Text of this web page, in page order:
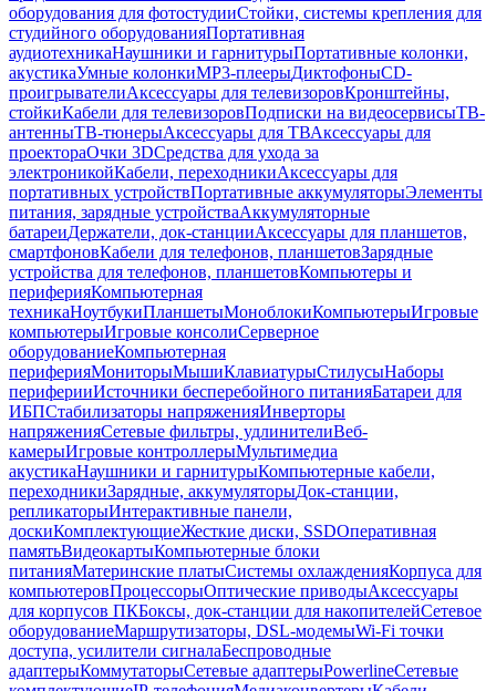
оборудования для фотостудииСтойки, системы крепления для
студийного оборудованияПортативная
аудиотехникаНаушники и гарнитурыПортативные колонки,
акустикаУмные колонкиMP3-плеерыДиктофоныCD-
проигрывателиАксессуары для телевизоровКронштейны,
стойкиКабели для телевизоровПодписки на видеосервисыТВ-
антенныТВ-тюнерыАксессуары для ТВАксессуары для
проектораОчки 3DСредства для ухода за
электроникойКабели, переходникиАксессуары для
портативных устройствПортативные аккумуляторыЭлементы
питания, зарядные устройстваАккумуляторные
батареиДержатели, док-станцииАксессуары для планшетов,
смартфоновКабели для телефонов, планшетовЗарядные
устройства для телефонов, планшетовКомпьютеры и
периферияКомпьютерная
техникаНоутбукиПланшетыМоноблокиКомпьютерыИгровые
компьютерыИгровые консолиСерверное
оборудованиеКомпьютерная
периферияМониторыМышиКлавиатурыСтилусыНаборы
периферииИсточники бесперебойного питанияБатареи для
ИБПСтабилизаторы напряженияИнверторы
напряженияСетевые фильтры, удлинителиВеб-
камерыИгровые контроллерыМультимедиа
акустикаНаушники и гарнитурыКомпьютерные кабели,
переходникиЗарядные, аккумуляторыДок-станции,
репликаторыИнтерактивные панели,
доскиКомплектующиеЖесткие диски, SSDОперативная
памятьВидеокартыКомпьютерные блоки
питанияМатеринские платыСистемы охлажденияКорпуса для
компьютеровПроцессорыОптические приводыАксессуары
для корпусов ПКБоксы, док-станции для накопителейСетевое
оборудованиеМаршрутизаторы, DSL-модемыWi-Fi точки
доступа, усилители сигналаБеспроводные
адаптерыКоммутаторыСетевые адаптерыPowerlineСетевые